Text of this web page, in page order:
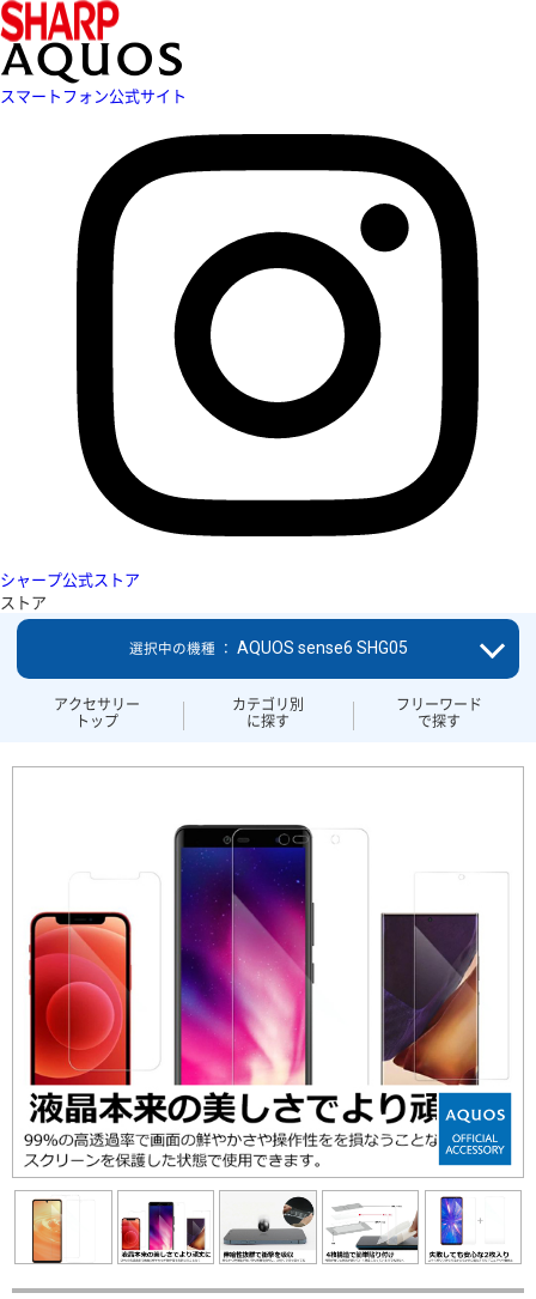
スマートフォン公式サイト
シャープ公式ストア
ストア
アクセサリー
トップ
カテゴリ別
に探す
フリーワード
で探す
選択中の機種 ： AQUOS sense6 SHG05